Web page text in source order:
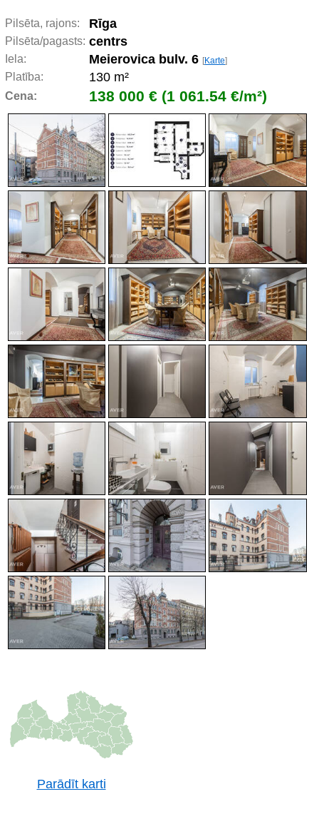
Pilsēta, rajons: Rīga
Pilsēta/pagasts: centrs
Iela: Meierovica bulv. 6 [Karte]
Platība: 130 m²
Cena: 138 000 € (1 061.54 €/m²)
Parādīt karti